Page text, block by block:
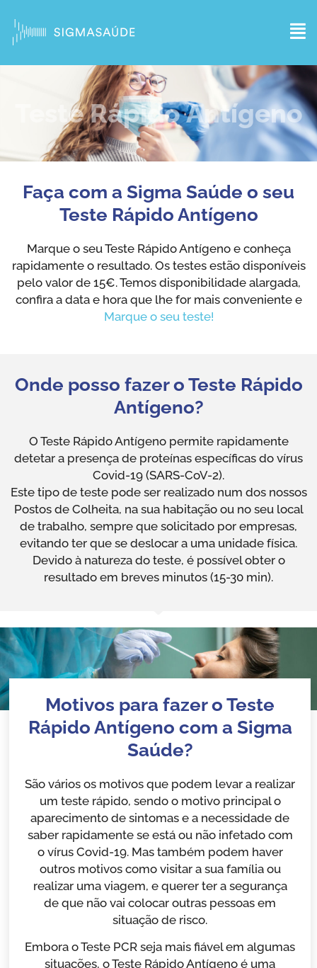
Teste Rápido Antígeno
Faça com a Sigma Saúde o seu
Teste Rápido Antígeno
Marque o seu Teste Rápido Antígeno e conheça
rapidamente o resultado. Os testes estão disponíveis
pelo valor de 15€. Temos disponibilidade alargada,
confira a data e hora que lhe for mais conveniente e
Marque o seu teste!
Onde posso fazer o Teste Rápido
Antígeno?
O Teste Rápido Antígeno permite rapidamente
detetar a presença de proteínas específicas do vírus
Covid-19 (SARS-CoV-2).
Este tipo de teste pode ser realizado num dos nossos
Postos de Colheita, na sua habitação ou no seu local
de trabalho, sempre que solicitado por empresas,
evitando ter que se deslocar a uma unidade física.
Devido à natureza do teste, é possível obter o
resultado em breves minutos (15-30 min).
Motivos para fazer o Teste
Rápido Antígeno com a Sigma
Saúde?
São vários os motivos que podem levar a realizar
um teste rápido, sendo o motivo principal o
aparecimento de sintomas e a necessidade de
saber rapidamente se está ou não infetado com
o vírus Covid-19. Mas também podem haver
outros motivos como visitar a sua família ou
realizar uma viagem, e querer ter a segurança
de que não vai colocar outras pessoas em
situação de risco.
Embora o Teste PCR seja mais fiável em algumas
situações, o Teste Rápido Antígeno é uma